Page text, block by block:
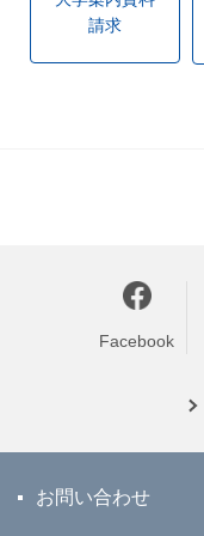
請求
Facebook
お問い合わせ